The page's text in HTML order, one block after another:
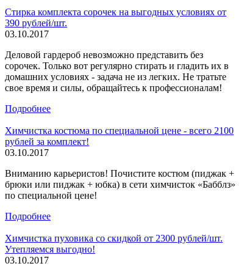
Стирка комплекта сорочек на выгодных условиях от
390 рублей/шт.
03.10.2017
Деловой гардероб невозможно представить без
сорочек. Только вот регулярно стирать и гладить их в
домашних условиях - задача не из легких. Не тратьте
свое время и силы, обращайтесь к профессионалам!
Подробнее
Химчистка костюма по специальной цене - всего 2100
рублей за комплект!
03.10.2017
Вниманию карьеристов! Почистите костюм (пиджак +
брюки или пиджак + юбка) в сети химчисток «Бабблз»
по специальной цене!
Подробнее
Химчистка пуховика со скидкой от 2300 рублей/шт.
Утепляемся выгодно!
03.10.2017